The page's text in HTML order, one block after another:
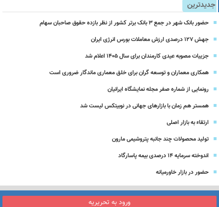
جدیدترین
حضور بانک شهر در جمع ۳ بانک برتر کشور از نظر بازده حقوق صاحبان سهام
جهش ۱۲۷ درصدی ارزش معاملات بورس انرژی ایران
جزییات مصوبه عیدی کارمندان برای سال 1405 اعلام شد
همکاری معماران و توسعه گران برای خلق معماری ماندگار ضروری است
رونمایی از شماره صفر مجله نمایشگاه ایرانیان
همستر هم زمان با بازارهای جهانی در نوبیتکس لیست شد
ارتقاء به بازار اصلی
تولید محصولات چند جانبه پتروشیمی مارون
اندوخته سرمایه 14 درصدی بیمه پاسارگاد
حضور در بازار خاورمیانه
ورود به تحریریه